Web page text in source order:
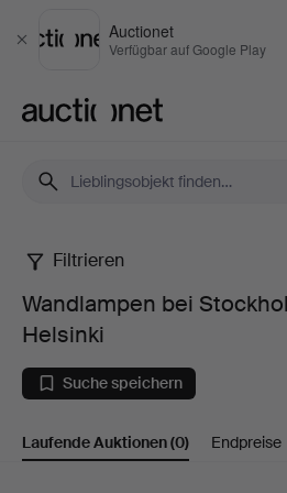
Schließen
Auctionet
Verfügbar auf Google Play
Wandlampen
bei
Stockholms
Auktionsverk
Filtrieren
Wandlampen bei
Helsinki
Suche speichern
Laufende Auktionen(0) Endpreise